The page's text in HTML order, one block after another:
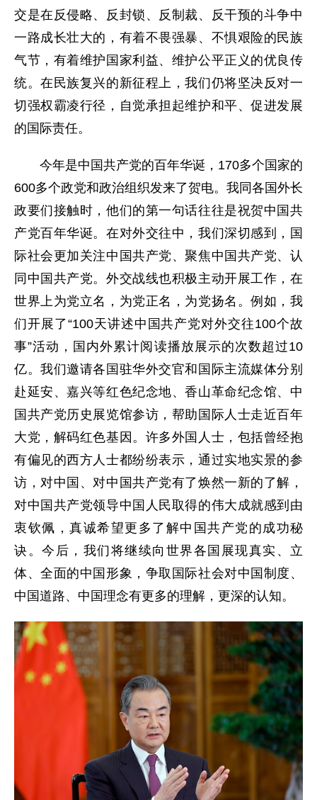
交是在反侵略、反封锁、反制裁、反干预的斗争中
一路成长壮大的，有着不畏强暴、不惧艰险的民族
气节，有着维护国家利益、维护公平正义的优良传
统。在民族复兴的新征程上，我们仍将坚决反对一
切强权霸凌行径，自觉承担起维护和平、促进发展
的国际责任。
今年是中国共产党的百年华诞，170多个国家的
600多个政党和政治组织发来了贺电。我同各国外长
政要们接触时，他们的第一句话往往是祝贺中国共
产党百年华诞。在对外交往中，我们深切感到，国
际社会更加关注中国共产党、聚焦中国共产党、认
同中国共产党。外交战线也积极主动开展工作，在
世界上为党立名，为党正名，为党扬名。例如，我
们开展了“100天讲述中国共产党对外交往100个故
事”活动，国内外累计阅读播放展示的次数超过10
亿。我们邀请各国驻华外交官和国际主流媒体分别
赴延安、嘉兴等红色纪念地、香山革命纪念馆、中
国共产党历史展览馆参访，帮助国际人士走近百年
大党，解码红色基因。许多外国人士，包括曾经抱
有偏见的西方人士都纷纷表示，通过实地实景的参
访，对中国、对中国共产党有了焕然一新的了解，
对中国共产党领导中国人民取得的伟大成就感到由
衷钦佩，真诚希望更多了解中国共产党的成功秘
诀。今后，我们将继续向世界各国展现真实、立
体、全面的中国形象，争取国际社会对中国制度、
中国道路、中国理念有更多的理解，更深的认知。